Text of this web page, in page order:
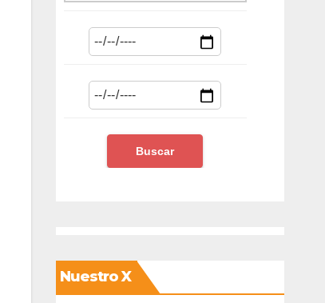
Nuestro X